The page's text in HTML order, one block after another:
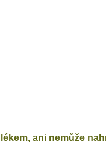
ani nemůže